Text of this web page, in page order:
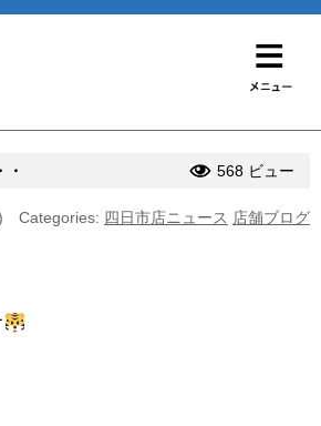
568 ビュー
Categories: 四日市店ニュース 店舗ブログ